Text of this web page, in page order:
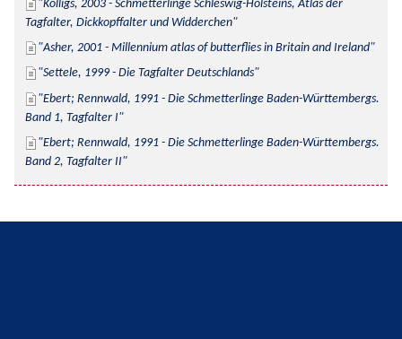
Kolligs, 2003 - Schmetterlinge Schleswig-Holsteins, Atlas der
Tagfalter, Dickkopffalter und Widderchen
Asher, 2001 - Millennium atlas of butterflies in Britain and Ireland
Settele, 1999 - Die Tagfalter Deutschlands
Ebert; Rennwald, 1991 - Die Schmetterlinge Baden-Württembergs.
Band 1, Tagfalter I
Ebert; Rennwald, 1991 - Die Schmetterlinge Baden-Württembergs.
Band 2, Tagfalter II